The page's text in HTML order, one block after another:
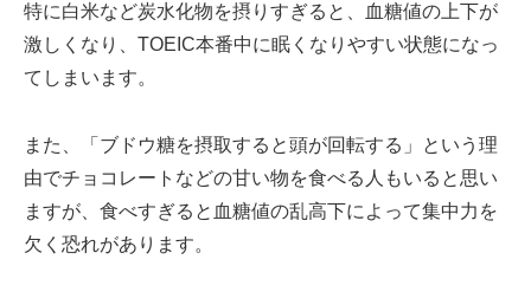
特に白米など炭水化物を摂りすぎると、血糖値の上下が
激しくなり、TOEIC本番中に眠くなりやすい状態になっ
てしまいます。
また、「ブドウ糖を摂取すると頭が回転する」という理
由でチョコレートなどの甘い物を食べる人もいると思い
ますが、食べすぎると血糖値の乱高下によって集中力を
欠く恐れがあります。